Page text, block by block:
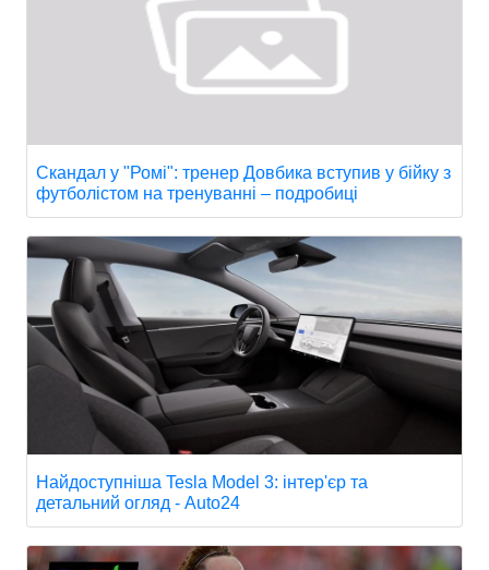
Скандал у "Ромі": тренер Довбика вступив у бійку з
футболістом на тренуванні – подробиці
Найдоступніша Tesla Model 3: інтер'єр та
детальний огляд - Auto24